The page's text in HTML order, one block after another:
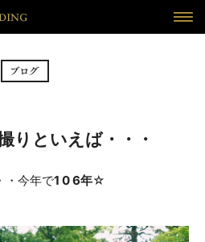
りといえば・・・
・今年で1 0 6年☆